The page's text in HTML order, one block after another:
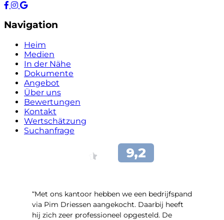
Navigation
Heim
Medien
In der Nähe
Dokumente
Angebot
Über uns
Bewertungen
Kontakt
Wertschätzung
Suchanfrage
“Met ons kantoor hebben we een bedrijfspand
via Pim Driessen aangekocht. Daarbij heeft
hij zich zeer professioneel opgesteld. De